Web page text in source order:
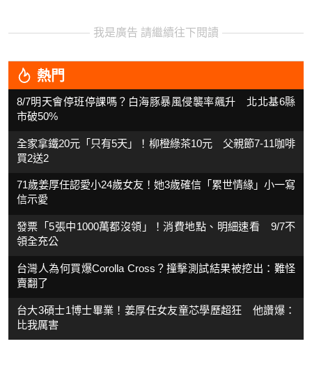
我是廣告 請繼續往下閱讀
熱門
8/7明天會停班停課嗎？白海豚暴風侵襲率飆升 北北基6縣
市破50%
全家拿鐵20元「只有5天」！柳橙綠茶10元 父親節7-11咖啡
買2送2
71歲姜厚任認愛小24歲女友！她3歲確信「累世情緣」小一寫
信示愛
發票「5張中1000萬都沒領」！消費地點、明細速看 9/7不
領全充公
台灣人為何買爆Corolla Cross？撞擊測試結果被挖出：難怪
賣翻了
台大3碩士1博士畢業！姜厚任女友童芯學歷超狂 他讚爆：
比我厲害